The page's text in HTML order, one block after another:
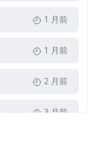
1 月前
1 月前
2 月前
3 月前